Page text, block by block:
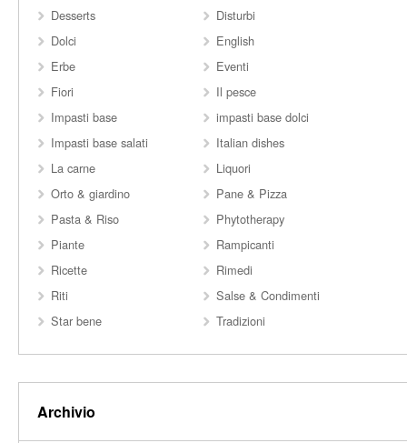
Desserts
Disturbi
Dolci
English
Erbe
Eventi
Fiori
Il pesce
Impasti base
impasti base dolci
Impasti base salati
Italian dishes
La carne
Liquori
Orto & giardino
Pane & Pizza
Pasta & Riso
Phytotherapy
Piante
Rampicanti
Ricette
Rimedi
Riti
Salse & Condimenti
Star bene
Tradizioni
Archivio